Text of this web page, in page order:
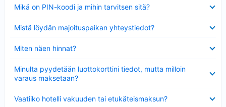
Mikä on PIN-koodi ja mihin tarvitsen sitä?
Mistä löydän majoituspaikan yhteystiedot?
Miten näen hinnat?
Minulta pyydetään luottokorttini tiedot, mutta milloin
varaus maksetaan?
Vaatiiko hotelli vakuuden tai etukäteismaksun?